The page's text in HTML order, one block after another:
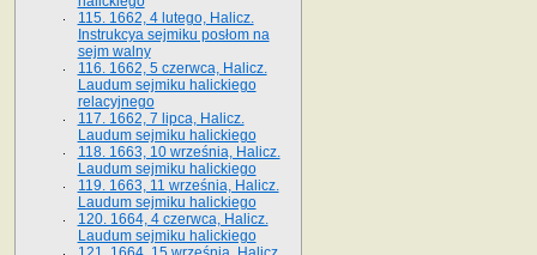
115. 1662, 4 lutego, Halicz.
Instrukcya sejmiku posłom na
sejm walny
116. 1662, 5 czerwca, Halicz.
Laudum sejmiku halickiego
relacyjnego
117. 1662, 7 lipca, Halicz.
Laudum sejmiku halickiego
118. 1663, 10 września, Halicz.
Laudum sejmiku halickiego
119. 1663, 11 września, Halicz.
Laudum sejmiku halickiego
120. 1664, 4 czerwca, Halicz.
Laudum sejmiku halickiego